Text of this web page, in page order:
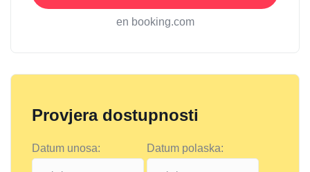
en booking.com
Provjera dostupnosti
Datum unosa: Datum polaska: